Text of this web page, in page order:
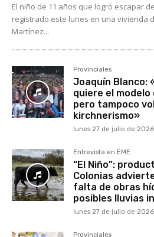
El niño de 11 años que logró escapar
registrado este lunes en una vivienda
Martínez...
Provinciales
Joaquín Blanco:
quiere el modelo
pero tampoco
kirchnerismo»
lunes 27 de julio de 2026
Entrevista en EME
“El Niño”:
Colonias
falta de obras
posibles lluvias
lunes 27 de julio de 2026
Provinciales